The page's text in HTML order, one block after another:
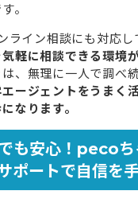
。
ライン相談にも対応し
軽に相談できる環境
、無理に一人で調べ
ージェントをうまく
なります。
も安心！pecoち
ポートで自信を